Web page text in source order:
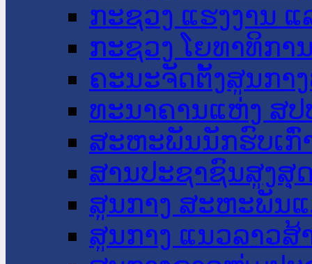
ກະຊວງ ແຮງງານ
ກະຊວງ ໂຍທາທິກາ
ຄະນະຈັດຕັ້ງສູນກາ
ທະນາຄານແຫ່ງ ສປ
ສະຫະພັນນັກຮົບເກົ່
ສານປະຊາຊົນສູງສຸ
ສູນກາງ ສະຫະພັນ
ສູນກາງ ແນວລາວສ້